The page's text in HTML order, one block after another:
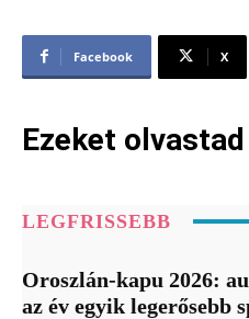
Facebook X
Ezeket
LEGFRISSEBB
Oroszlán-kapu 2026:
az év egyik legerősebb